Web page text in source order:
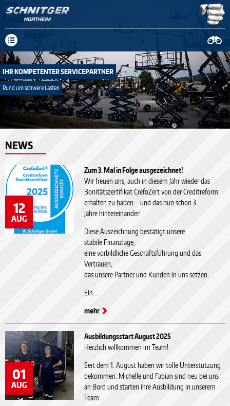
next
IHR KOMPETENTER SERVICEPARTNER
Rund um schwere Lasten
NEWS
12
AUG
Zum 3. Mal in Folge ausgezeichnet!
Wir freuen uns, auch in diesem Jahr wieder das
Bonitätszertifikat CrefoZert von der Creditreform
erhalten zu haben – und das nun schon 3
Jahre hintereinander!
Diese Auszeichnung bestätigt unsere
stabile Finanzlage,
eine vorbildliche Geschäftsführung und das
Vertrauen,
das unsere Partner und Kunden in uns setzen.
Ein…
mehr
01
AUG
Ausbildungsstart August 2025
Herzlich willkommen im Team!
Seit dem 1. August haben wir tolle Unterstützung
bekommen: Michelle und Fabian sind neu bei uns
an Bord und starten ihre Ausbildung in unserem
Team.
mehr Infos